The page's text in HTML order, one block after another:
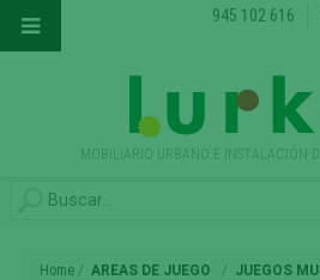
MOBILIARIO URBANO E INSTALACIÓN
945 102 616
Home AREAS DE JUEGO JUEGOS